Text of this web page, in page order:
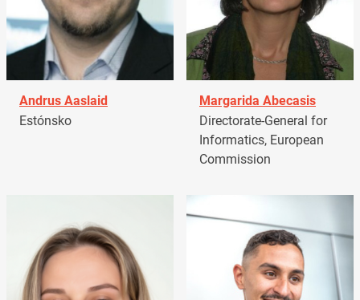
Andrus Aaslaid
Estónsko
Margarida Abecasis
Directorate-General for
Informatics, European
Commission